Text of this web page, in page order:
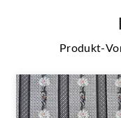
Produkt-